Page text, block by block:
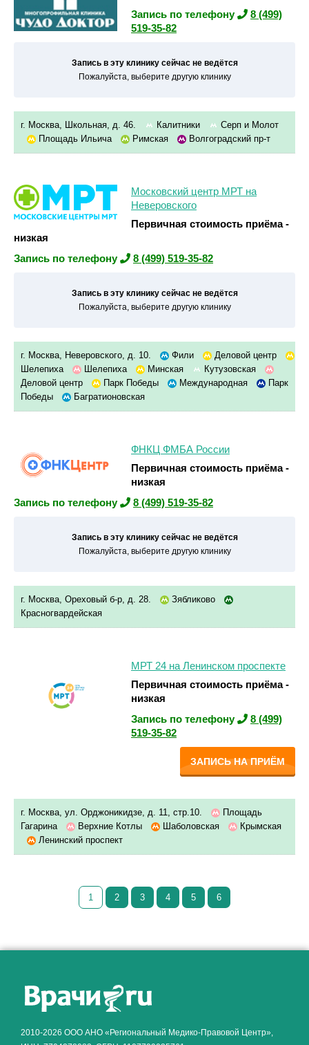
Запись по телефону
8 (499)
519-35-82
Запись в эту клинику сейчас не ведётся
Пожалуйста, выберите другую клинику
г. Москва, Школьная, д. 46. Калитники
Серп и Молот
Площадь Ильича
Римская Волгоградский пр-т
Московский центр МРТ на
Неверовского
Первичная стоимость приёма -
низкая
Запись по телефону
8 (499) 519-35-82
Запись в эту клинику сейчас не ведётся
Пожалуйста, выберите другую клинику
г. Москва, Неверовского, д. 10. Фили
Деловой центр
Шелепиха
Шелепиха Минская
Кутузовская
Деловой центр
Парк Победы Международная
Парк
Победы
Багратионовская
ФНКЦ ФМБА России
Первичная стоимость приёма -
низкая
Запись по телефону
8 (499) 519-35-82
Запись в эту клинику сейчас не ведётся
Пожалуйста, выберите другую клинику
г. Москва, Ореховый б-р, д. 28.
Зябликово
Красногвардейская
МРТ 24 на Ленинском проспекте
Первичная стоимость приёма -
низкая
Запись по телефону
8 (499)
519-35-82
ЗАПИСЬ НА ПРИЁМ
г. Москва, ул. Орджоникидзе, д. 11, стр.10.
Площадь
Гагарина
Верхние Котлы Шаболовская
Крымская
Ленинский проспект
1 2 3 4 5 6
2010-2026 ООО АНО «Региональный Медико-Правовой Центр»,